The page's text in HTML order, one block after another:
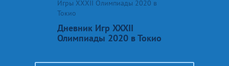
Игры XXXII Олимпиады 2020 в
Токио
Дневник Игр XXXII
Олимпиады 2020 в Токио